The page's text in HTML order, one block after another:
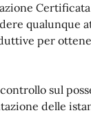
per
sul
delle